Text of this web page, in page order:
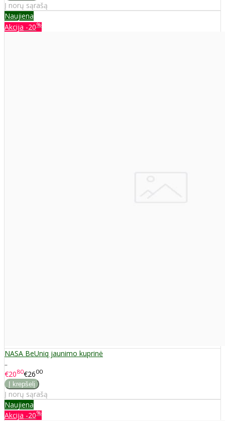
Į norų sąrašą
Naujiena
Akcija -20%
NASA BeUniq jaunimo kuprinė
..
€2080€2600
Į norų sąrašą
Naujiena
Akcija -20%